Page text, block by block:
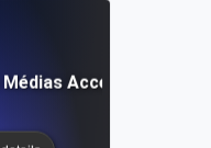
Accessibles ?